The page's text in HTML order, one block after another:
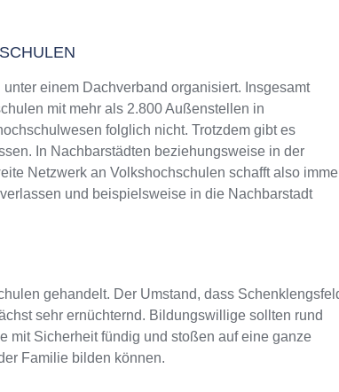
einem Dachverband organisiert. Insgesamt
mit mehr als 2.800 Außenstellen in
folglich nicht. Trotzdem gibt es
In Nachbarstädten beziehungsweise in der
Netzwerk an Volkshochschulen schafft also
und beispielsweise in die Nachbarstadt
gehandelt. Der Umstand, dass
sehr ernüchternd. Bildungswillige sollten rund
mit Sicherheit fündig und stoßen auf eine ganze
Familie bilden können.